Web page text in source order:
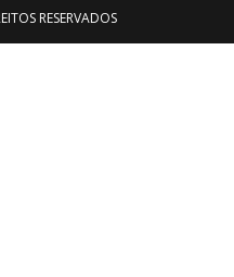
RESERVADOS